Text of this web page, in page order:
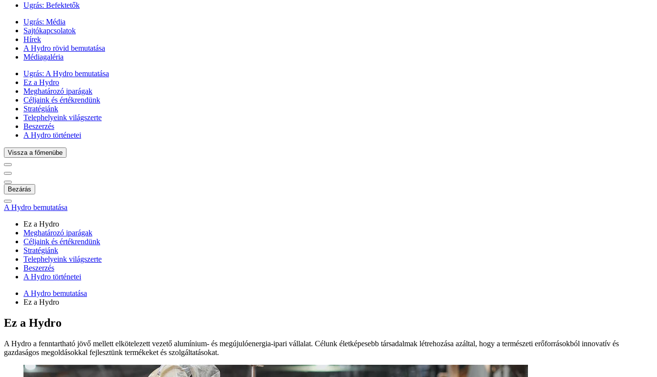
Ugrás: Befektetők
Ugrás: Média
Sajtókapcsolatok
Hírek
A Hydro rövid bemutatása
Médiagaléria
Ugrás: A Hydro bemutatása
Ez a Hydro
Meghatározó iparágak
Céljaink és értékrendünk
Stratégiánk
Telephelyeink világszerte
Beszerzés
A Hydro történetei
Vissza a főmenübe
Bezárás
A Hydro bemutatása
Ez a Hydro
Meghatározó iparágak
Céljaink és értékrendünk
Stratégiánk
Telephelyeink világszerte
Beszerzés
A Hydro történetei
A Hydro bemutatása
Ez a Hydro
Ez a Hydro
A Hydro a fenntartható jövő mellett elkötelezett vezető alumínium- és megújulóenergia-ipari vállalat. Célunk életképesebb társadalmak létrehozása azáltal, hogy a természeti erőforrásokból innovatív és
gazdaságos megoldásokkal fejlesztünk termékeket és szolgáltatásokat.